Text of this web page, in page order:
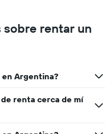
rentar un
Argentina?
renta cerca de mí